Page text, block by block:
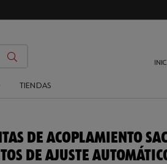
TIENDAS
DE ACOPLAMIENTO SAC
DE AJUSTE